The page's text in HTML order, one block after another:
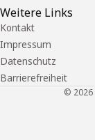
Weitere Links
Kontakt
Impressum
Datenschutz
Barrierefreiheit
© 2026